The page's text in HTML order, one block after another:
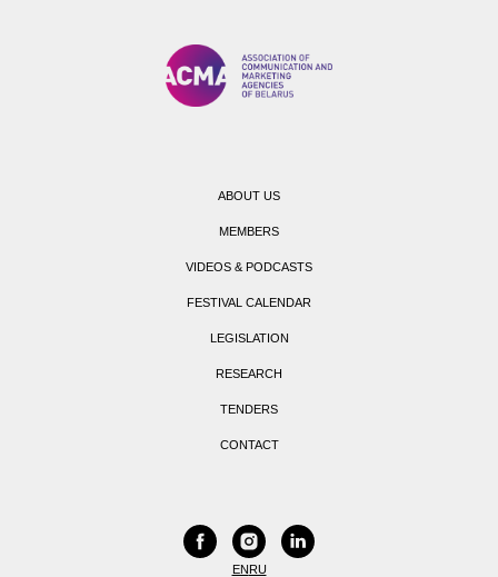
ABOUT US
MEMBERS
VIDEOS & PODCASTS
FESTIVAL CALENDAR
LEGISLATION
RESEARCH
TENDERS
CONTACT
ENRU